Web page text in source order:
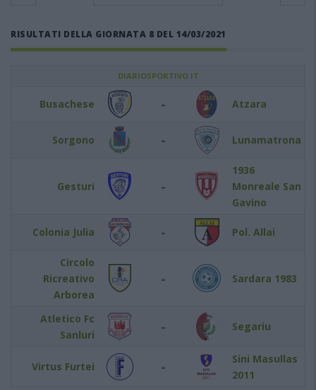
RISULTATI DELLA GIORNATA 8 DEL 14/03/2021
DIARIOSPORTIVO.IT
Busachese - Atzara
Sorgono - Lunamatrona
Gesturi -
1936
Monreale San
Gavino
Colonia Julia - Pol. Allai
Circolo
Ricreativo
Arborea
- Sardara 1983
Atletico Fc
Sanluri
- Segariu
Virtus Furtei -
Sini Masullas
2011